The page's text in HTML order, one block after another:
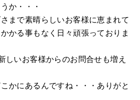
か・・・
まで素晴らしいお客様に恵まれて
かる事もなく日々頑張っておりま
しいお客様からのお問合せも増え
かにあるんですね・・・ありがと